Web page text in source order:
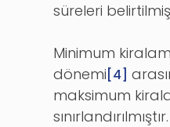
süreleri
Minimum
dönemi [4]
maksimum